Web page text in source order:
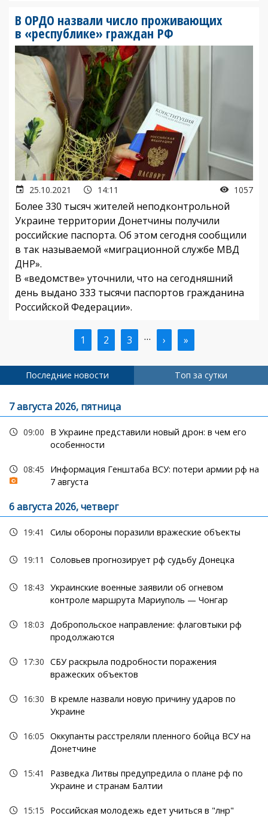
В ОРДО назвали число проживающих
в «республике» граждан РФ
25.10.2021 14:11 1057
Более 330 тысяч жителей неподконтрольной
Украине территории Донетчины получили
российские паспорта. Об этом сегодня сообщили
в так называемой «миграционной службе МВД
ДНР».
В «ведомстве» уточнили, что на сегодняшний
день выдано 333 тысячи паспортов гражданина
Российской Федерации».
Текущая
страница
1 Страница
2 Страница
3 … Следующая
страница
› Последняя
страница
»
Последние новости Топ за сутки
7 августа 2026, пятница
09:00
В Украине представили новый дрон: в чем его
особенности
08:45
Информация Генштаба ВСУ: потери армии рф на
7 августа
6 августа 2026, четверг
19:41 Силы обороны поразили вражеские объекты
19:11 Соловьев прогнозирует рф судьбу Донецка
18:43 Украинские военные заявили об огневом
контроле маршрута Мариуполь — Чонгар
18:03
Добропольское направление: флаговтыки рф
продолжаются
17:30 СБУ раскрыла подробности поражения
вражеских объектов
16:30
В кремле назвали новую причину ударов по
Украине
16:05 Оккупанты расстреляли пленного бойца ВСУ на
Донетчине
15:41
Разведка Литвы предупредила о плане рф по
Украине и странам Балтии
15:15 Российская молодежь едет учиться в "лнр"